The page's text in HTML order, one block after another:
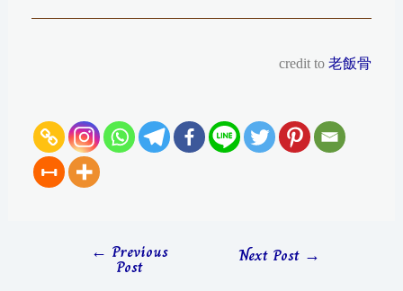
credit to 老飯骨
← Previous
Post Next Post →